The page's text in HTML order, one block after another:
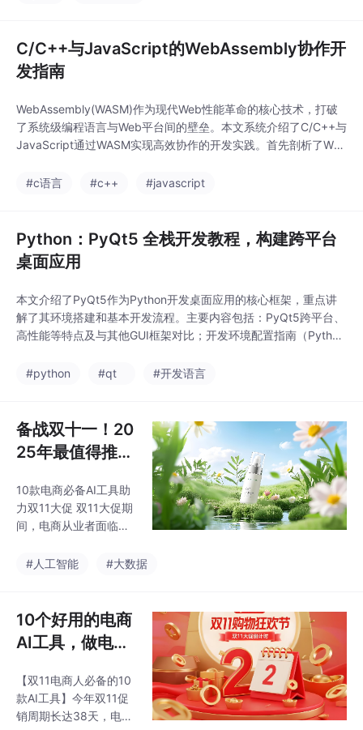
辑；AtomicInteger基于
CAS无锁算法，性能更
高，适合单变量原子操
可重入性、非公平性和
灵活的锁粒度控制，而
AtomicInteger仅支持单
时需根据业务场景和性
C/C++与JavaScript的WebAssembly协作开
发指南
WebAssembly(WASM)作为现代Web性能革命的核心技术，打破
了系统级编程语言与Web平台间的壁垒。本文系统介绍了C/C++与
JavaScript通过WASM实现高效协作的开发实践。首先剖析了WA
随后详细讲解了开发环境搭建，重点介绍Emscripten工具链的配
#c语言 #c++ #javascript
Python：PyQt5 全栈开发教程，构建跨平台
桌面应用
本文介绍了PyQt5作为Python开发桌面应用的核心框架，重点讲
解了其环境搭建和基本开发流程。主要内容包括：PyQt5跨平台、
高性能等特点及与其他GUI框架对比；开发环境配置指南（Python
d"示例详细解析PyQt5程序结构。文章还深入讲解了PyQt5的信号
#python #qt #开发语言
备战双十一！20
25年最值得推荐
具，涵盖商品图
生成、模特图生
10款电商必备AI工具助
力双11大促 双11大促期
间，电商从业者面临巨
款实用AI工具：1.燕雀
2.豆包AI文案生成器，
自动产出各类营销文
案；3.阿里妈妈AI智
具；4.CanvaAI在线设
计平台；5.绘蛙内容创
作工具；6.讯飞智作虚
#人工智能 #大数据
10个好用的电商
AI工具，做电商
划再也不用发愁
了
【双11电商人必备的10
款AI工具】今年双11促
销周期长达38天，电商